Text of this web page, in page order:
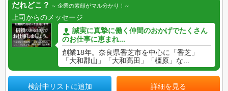
だれどこ？ 企業の素顔がマル分かり！
上司からのメッセージ
誠実に真摯に働く仲間のおかげでたくさん
のお仕事に恵まれ...
創業18年。奈良県香芝市を中心に「香芝」
「大和郡山」「大和高田」「橿原」な...
検討中リストに追加 詳細を見る